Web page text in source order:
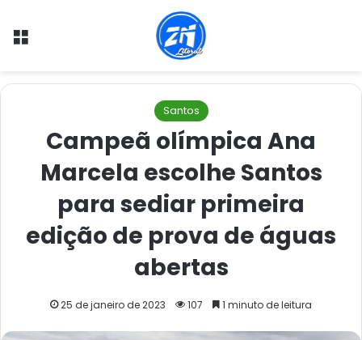
Menu
Santos
Campeã olímpica Ana
Marcela escolhe Santos
para sediar primeira
edição de prova de águas
abertas
25 de janeiro de 2023 107 1 minuto de leitura